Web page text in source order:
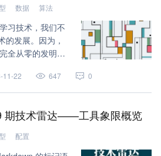
数据 算法
习技术，我们不
的发展。因为，
全从零的发明，
展起来的。
11-22 647 0
期技术雷达——工具象限概览
配置